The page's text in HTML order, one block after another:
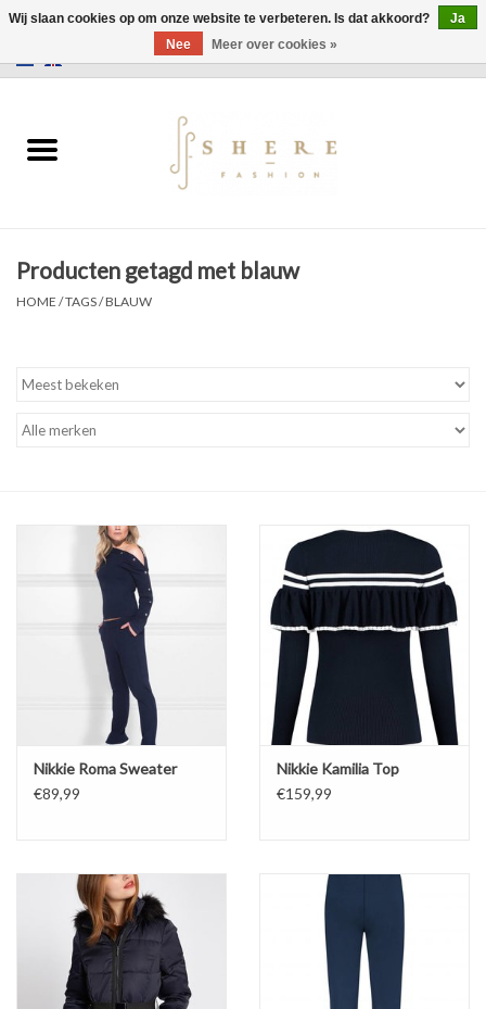
Jurken
Producten getagd met blauw
HOME /TAGS/BLAUW
Nikkie Roma Sweater
€89,99
Nikkie Kamilia Top
€159,99
Wij slaan cookies op om onze website te verbeteren. Is dat akkoord?
Ja
Nee
Meer over cookies »